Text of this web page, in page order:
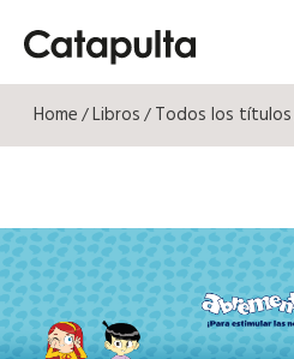
Home/Libros/Todos los títulos